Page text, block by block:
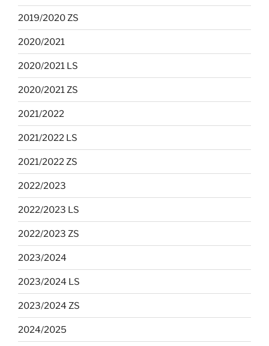
2019/2020 ZS
2020/2021
2020/2021 LS
2020/2021 ZS
2021/2022
2021/2022 LS
2021/2022 ZS
2022/2023
2022/2023 LS
2022/2023 ZS
2023/2024
2023/2024 LS
2023/2024 ZS
2024/2025